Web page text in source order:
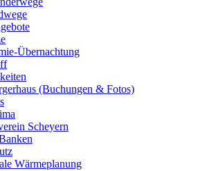
Übernachtung
(Buchungen & Fotos)
Scheyern
Wärmeplanung